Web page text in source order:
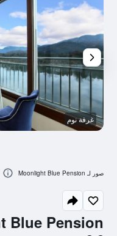
Blue Pension
غرفة نوم
صور لـ Moonlight Blue Pension